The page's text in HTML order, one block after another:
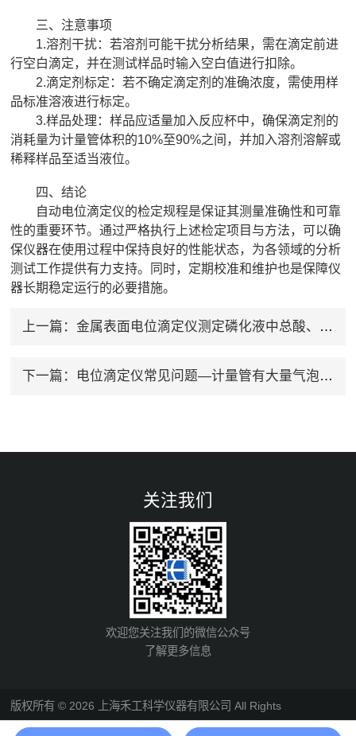
三、注意事项
1.溶剂干扰：若溶剂可能干扰分析结果，需在滴定前进
行空白滴定，并在测试样品时输入空白值进行扣除。
2.滴定剂标定：若不确定滴定剂的准确浓度，需使用样
品标准溶液进行标定。
3.样品处理：样品应适量加入反应杯中，确保滴定剂的
消耗量为计量管体积的10%至90%之间，并加入溶剂溶解或
稀释样品至适当液位。
四、结论
自动电位滴定仪的检定规程是保证其测量准确性和可靠
性的重要环节。通过严格执行上述检定项目与方法，可以确
保仪器在使用过程中保持良好的性能状态，为各领域的分析
测试工作提供有力支持。同时，定期校准和维护也是保障仪
器长期稳定运行的必要措施。
上一篇： 金属表面电位滴定仪测定磷化液中总酸、游离酸含量
下一篇： 电位滴定仪常见问题—计量管有大量气泡？如何解决？
关注我们
欢迎您关注我们的微信公众号
了解更多信息
版权所有 © 2026 上海禾工科学仪器有限公司 All Rights
Reserved备案号：沪ICP备05002513号-7总流量：